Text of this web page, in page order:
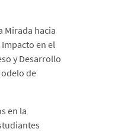
Mirada hacia
en el
y Desarrollo
de
en la